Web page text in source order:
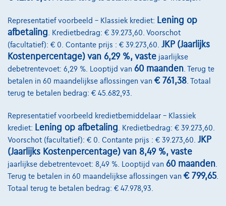
Volkswagen Golf
R-Line | 1.5 TSI 150cv | Carplay | Caméra | GPS | Led Matrix
€27.490 1
Vanaf€536,11/maand
met een laatste maandaflossing
van€7.408,61
Ontdek het volledige cijfervoorbeeld
Autosphere Center Liège
Representatief voorbeeld – Klassiek krediet: Lening op
afbetaling . Kredietbedrag: € 39.273,60. Voorschot
(facultatief): € 0. Contante prijs : € 39.273,60. JKP (Jaarlijks
Kostenpercentage) van 6,29 %, vaste jaarlijkse
debetrentevoet: 6,29 %. Looptijd van 60 maanden . Terug te
betalen in 60 maandelijkse aflossingen van € 761,38 . Totaal
terug te betalen bedrag: € 45.682,93.
Representatief voorbeeld kredietbemiddelaar – Klassiek
krediet: Lening op afbetaling . Kredietbedrag: € 39.273,60.
Voorschot (facultatief): € 0. Contante prijs : € 39.273,60. JKP
(Jaarlijks Kostenpercentage) van 8,49 %, vaste
jaarlijkse debetrentevoet: 8,49 %. Looptijd van 60 maanden
Terug te betalen in 60 maandelijkse aflossingen van € 799,65.
Totaal terug te betalen bedrag: € 47.978,93.